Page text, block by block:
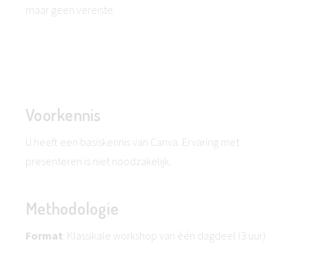
maar geen vereiste.
Voorkennis
U heeft een basiskennis van Canva. Ervaring met
presenteren is niet noodzakelijk.
Methodologie
Format: Klassikale workshop van één dagdeel (3 uur)